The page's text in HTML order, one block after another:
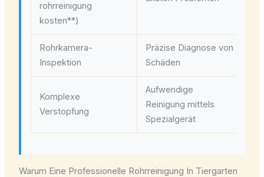
rohrreinigung
kosten**)
Rohrkamera-
Inspektion
Präzise Diagnose von
Schäden
Komplexe
Verstopfung
Aufwendige
Reinigung mittels
Spezialgerät
Warum Eine Professionelle Rohrreinigung In Tiergarten